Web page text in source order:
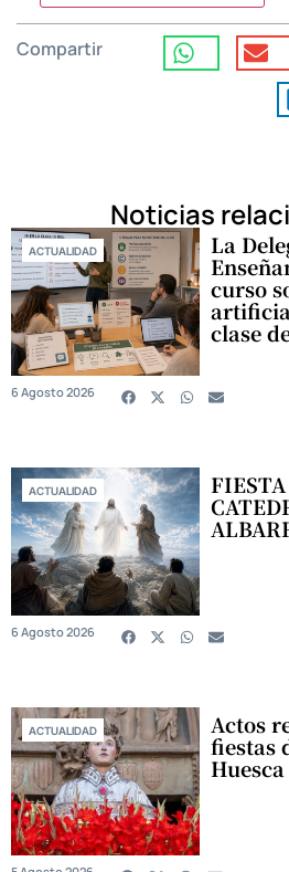
Compartir
Noticias
ACTUALIDAD La
curso
clase
6 Agosto 2026
ACTUALIDAD
6 Agosto 2026
ACTUALIDAD Actos
fiestas
Huesca